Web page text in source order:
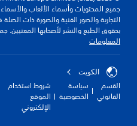
جميع المحتويات وأسماء الألعاب والأسماء
التجارية والصور الفنية والصورة ذات
بحقوق الطبع والنشر لأصحابها المعنيين.
المعلومات
الكويت‎
القسم
القانوني
سياسة
الخصوصية
شروط استخدام
الموقع
الإلكتروني